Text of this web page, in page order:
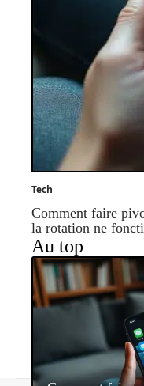
Tech
Comment faire
la rotation ne
Au top